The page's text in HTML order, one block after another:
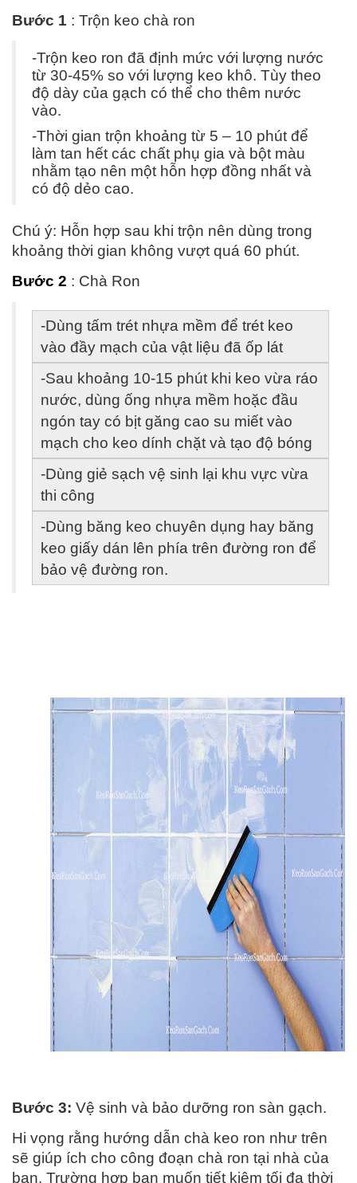
Bước 1 : Trộn keo chà ron
-Trộn keo ron đã định mức với lượng nước
từ 30-45% so với lượng keo khô. Tùy theo
độ dày của gạch có thể cho thêm nước
vào.
-Thời gian trộn khoảng từ 5 – 10 phút để
làm tan hết các chất phụ gia và bột màu
nhằm tạo nên một hỗn hợp đồng nhất và
có độ dẻo cao.
Chú ý: Hỗn hợp sau khi trộn nên dùng trong
khoảng thời gian không vượt quá 60 phút.
Bước 2 : Chà Ron
-Dùng tấm trét nhựa mềm để trét keo
vào đầy mạch của vật liệu đã ốp lát
-Sau khoảng 10-15 phút khi keo vừa ráo
nước, dùng ống nhựa mềm hoặc đầu
ngón tay có bịt găng cao su miết vào
mạch cho keo dính chặt và tạo độ bóng
-Dùng giẻ sạch vệ sinh lại khu vực vừa
thi công
-Dùng băng keo chuyên dụng hay băng
keo giấy dán lên phía trên đường ron để
bảo vệ đường ron.
Bước 3: Vệ sinh và bảo dưỡng ron sàn gạch.
Hi vọng rằng hướng dẫn chà keo ron như trên
sẽ giúp ích cho công đoạn chà ron tại nhà của
bạn. Trường hợp bạn muốn tiết kiệm tối đa thời